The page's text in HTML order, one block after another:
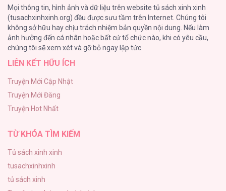
(ABO) CÁI BẪY CỦA DỤC VỌNG [...] – Chap
51
Bí Mật Thanh Xuân
51
Ảo Mộng tình yêu
Con Tim Rung Động
47
Mọi thông tin, hình ảnh và dữ liệu trên website tủ sách xinh xinh
(tusachxinhxinh.org) đều được sưu tầm trên Internet. Chúng tôi
không sở hữu hay chịu trách nhiệm bản quyền nội dung. Nếu làm
ảnh hưởng đến cá nhân hoặc bất cứ tổ chức nào, khi có yêu cầu,
chúng tôi sẽ xem xét và gỡ bỏ ngay lập tức.
LIÊN KẾT HỮU ÍCH
Truyện Mới Cập Nhật
Truyện Mới Đăng
Truyện Hot Nhất
TỪ KHÓA TÌM KIẾM
Tủ sách xinh xinh
tusachxinhxinh
tủ sách xinh